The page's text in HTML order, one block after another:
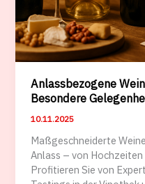
Anlassbezogene
Besondere
10.11.2025
Maßgeschneiderte
Anlass – von
Profitieren Sie von